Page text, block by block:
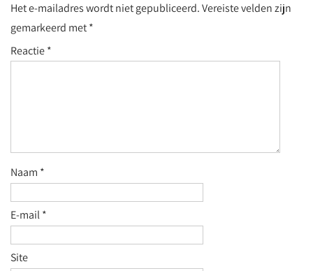
Het e-mailadres wordt niet gepubliceerd.Vereiste velden zijn
gemarkeerd met*
Reactie*
Naam *
E-mail*
Site